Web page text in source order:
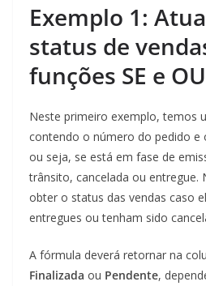
Exemplo 1:
status de
funções SE e
Neste primeiro exemplo, temos
contendo o número do pedido e
ou seja, se está em fase de
trânsito, cancelada ou entregue.
obter o status das vendas caso
entregues ou tenham sido
A fórmula deverá retornar na
Finalizada ou Pendente,